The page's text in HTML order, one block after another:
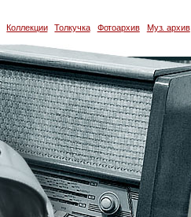
Коллекции Толкучка Фотоархив Муз. архив